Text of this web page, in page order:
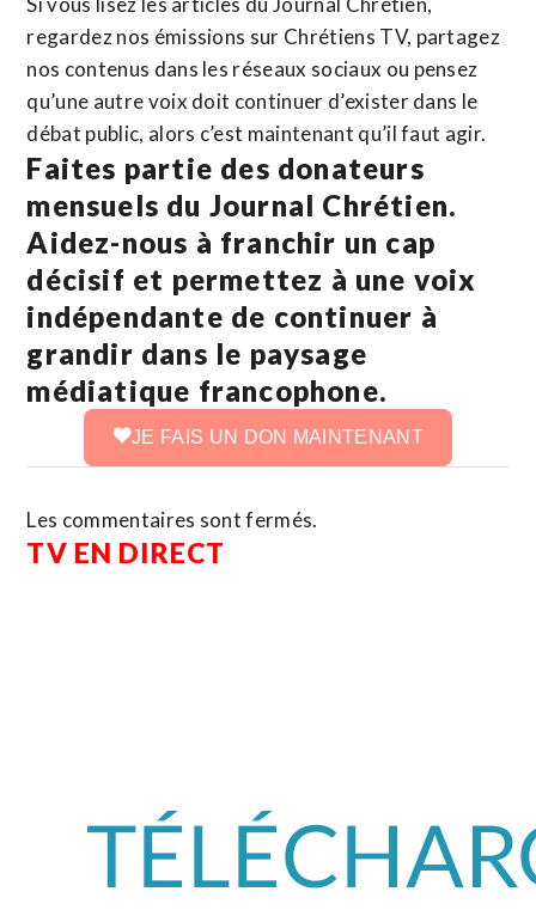
regardez nos émissions sur Chrétiens TV, partagez
nos contenus dans les réseaux sociaux ou pensez
qu’une autre voix doit continuer d’exister dans le
débat public, alors c’est maintenant qu’il faut agir.
Faites partie des donateurs
mensuels du Journal Chrétien.
Aidez-nous à franchir un cap
décisif et permettez à une voix
indépendante de continuer à
grandir dans le paysage
médiatique francophone.
JE FAIS UN DON MAINTENANT
Les commentaires sont fermés.
TV EN DIRECT